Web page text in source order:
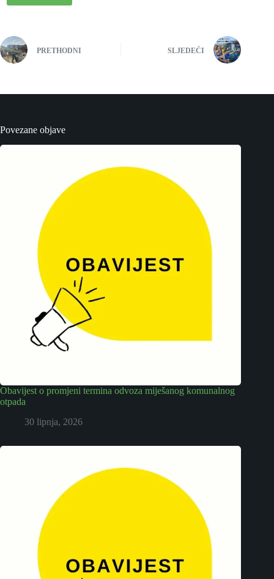
PRETHODNI SLJEDEĆI
Povezane objave
Obavijest o promjeni termina odvoza miješanog komunalnog
otpada
30 lipnja, 2026